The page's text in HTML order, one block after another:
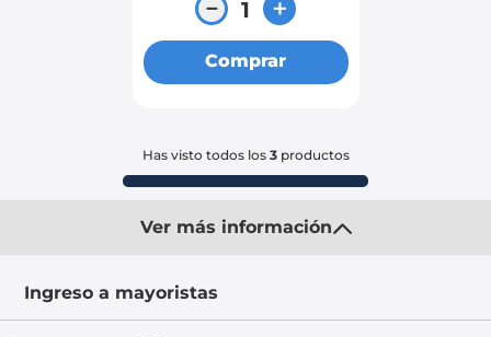
＋
－
Comprar
Has visto todos los 3productos
Ver más información
Ingreso a mayoristas